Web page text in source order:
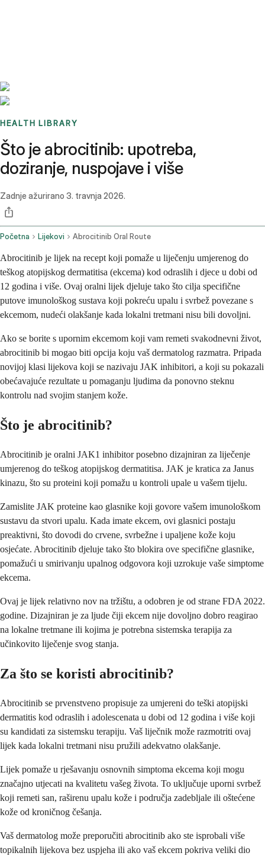
HEALTH LIBRARY
Što je abrocitinib: upotreba,
doziranje, nuspojave i više
Zadnje ažurirano 3. travnja 2026.
Početna Lijekovi Abrocitinib Oral Route
Abrocitinib je lijek na recept koji pomaže u liječenju umjerenog do
teškog atopijskog dermatitisa (ekcema) kod odraslih i djece u dobi od
12 godina i više. Ovaj oralni lijek djeluje tako što cilja specifične
putove imunološkog sustava koji pokreću upalu i svrbež povezane s
ekcemom, nudeći olakšanje kada lokalni tretmani nisu bili dovoljni.
Ako se borite s upornim ekcemom koji vam remeti svakodnevni život,
abrocitinib bi mogao biti opcija koju vaš dermatolog razmatra. Pripada
novijoj klasi lijekova koji se nazivaju JAK inhibitori, a koji su pokazali
obećavajuće rezultate u pomaganju ljudima da ponovno steknu
kontrolu nad svojim stanjem kože.
Što je abrocitinib?
Abrocitinib je oralni JAK1 inhibitor posebno dizajniran za liječenje
umjerenog do teškog atopijskog dermatitisa. JAK je kratica za Janus
kinazu, što su proteini koji pomažu u kontroli upale u vašem tijelu.
Zamislite JAK proteine kao glasnike koji govore vašem imunološkom
sustavu da stvori upalu. Kada imate ekcem, ovi glasnici postaju
preaktivni, što dovodi do crvene, svrbežne i upaljene kože koju
osjećate. Abrocitinib djeluje tako što blokira ove specifične glasnike,
pomažući u smirivanju upalnog odgovora koji uzrokuje vaše simptome
ekcema.
Ovaj je lijek relativno nov na tržištu, a odobren je od strane FDA 2022.
godine. Dizajniran je za ljude čiji ekcem nije dovoljno dobro reagirao
na lokalne tretmane ili kojima je potrebna sistemska terapija za
učinkovito liječenje svog stanja.
Za što se koristi abrocitinib?
Abrocitinib se prvenstveno propisuje za umjereni do teški atopijski
dermatitis kod odraslih i adolescenata u dobi od 12 godina i više koji
su kandidati za sistemsku terapiju. Vaš liječnik može razmotriti ovaj
lijek kada lokalni tretmani nisu pružili adekvatno olakšanje.
Lijek pomaže u rješavanju osnovnih simptoma ekcema koji mogu
značajno utjecati na kvalitetu vašeg života. To uključuje uporni svrbež
koji remeti san, raširenu upalu kože i područja zadebljale ili oštećene
kože od kroničnog češanja.
Vaš dermatolog može preporučiti abrocitinib ako ste isprobali više
topikalnih lijekova bez uspjeha ili ako vaš ekcem pokriva veliki dio